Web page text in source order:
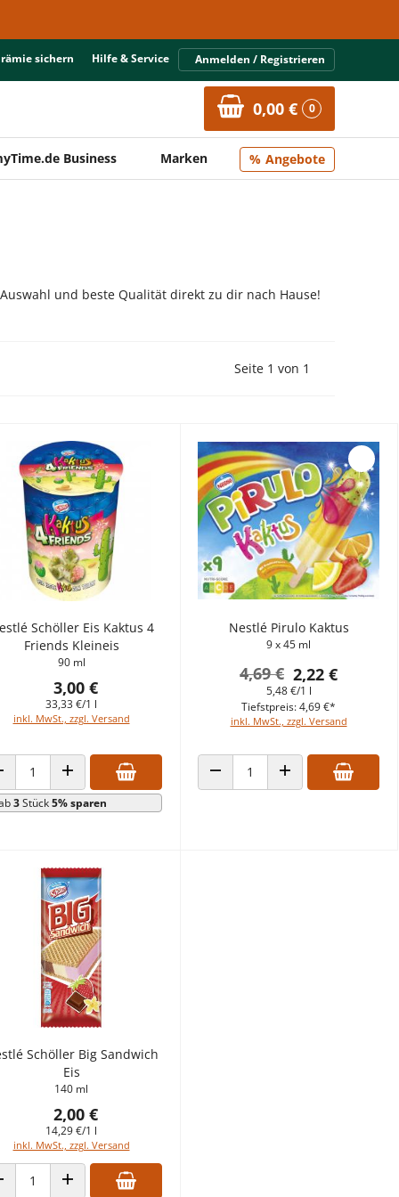
sichern Hilfe & Service Anmelden / Registrieren
0,00 € 0
Business Marken Angebote
und beste Qualität direkt zu dir nach Hause!
Vorherige Seite
Seite 1 von 1
Schöller Eis Kaktus 4
Friends Kleineis
90 ml
3,00 €
33,33 €/1 l
inkl. MwSt., zzgl. Versand
VERRINGERN
ANZAHL ERHÖHEN
3Stück5% sparen
Nestlé Pirulo Kaktus
9 x 45 ml
2,22 €
4,69 €
5,48 €/1 l
inkl. MwSt., zzgl. Versand
Tiefstpreis: 4,69 €*
ANZAHL VERRINGERNANZAHL ERHÖHEN
Schöller Big Sandwich
Eis
140 ml
2,00 €
14,29 €/1 l
inkl. MwSt., zzgl. Versand